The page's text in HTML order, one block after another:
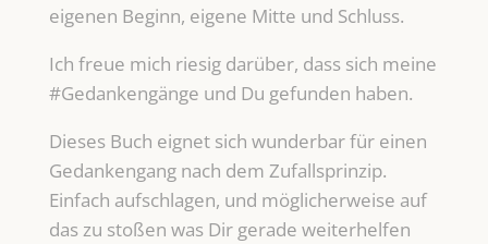
eigenen Beginn, eigene Mitte und Schluss.
Ich freue mich riesig darüber, dass sich meine
#Gedankengänge und Du gefunden haben.
Dieses Buch eignet sich wunderbar für einen
Gedankengang nach dem Zufallsprinzip.
Einfach aufschlagen, und möglicherweise auf
das zu stoßen was Dir gerade weiterhelfen